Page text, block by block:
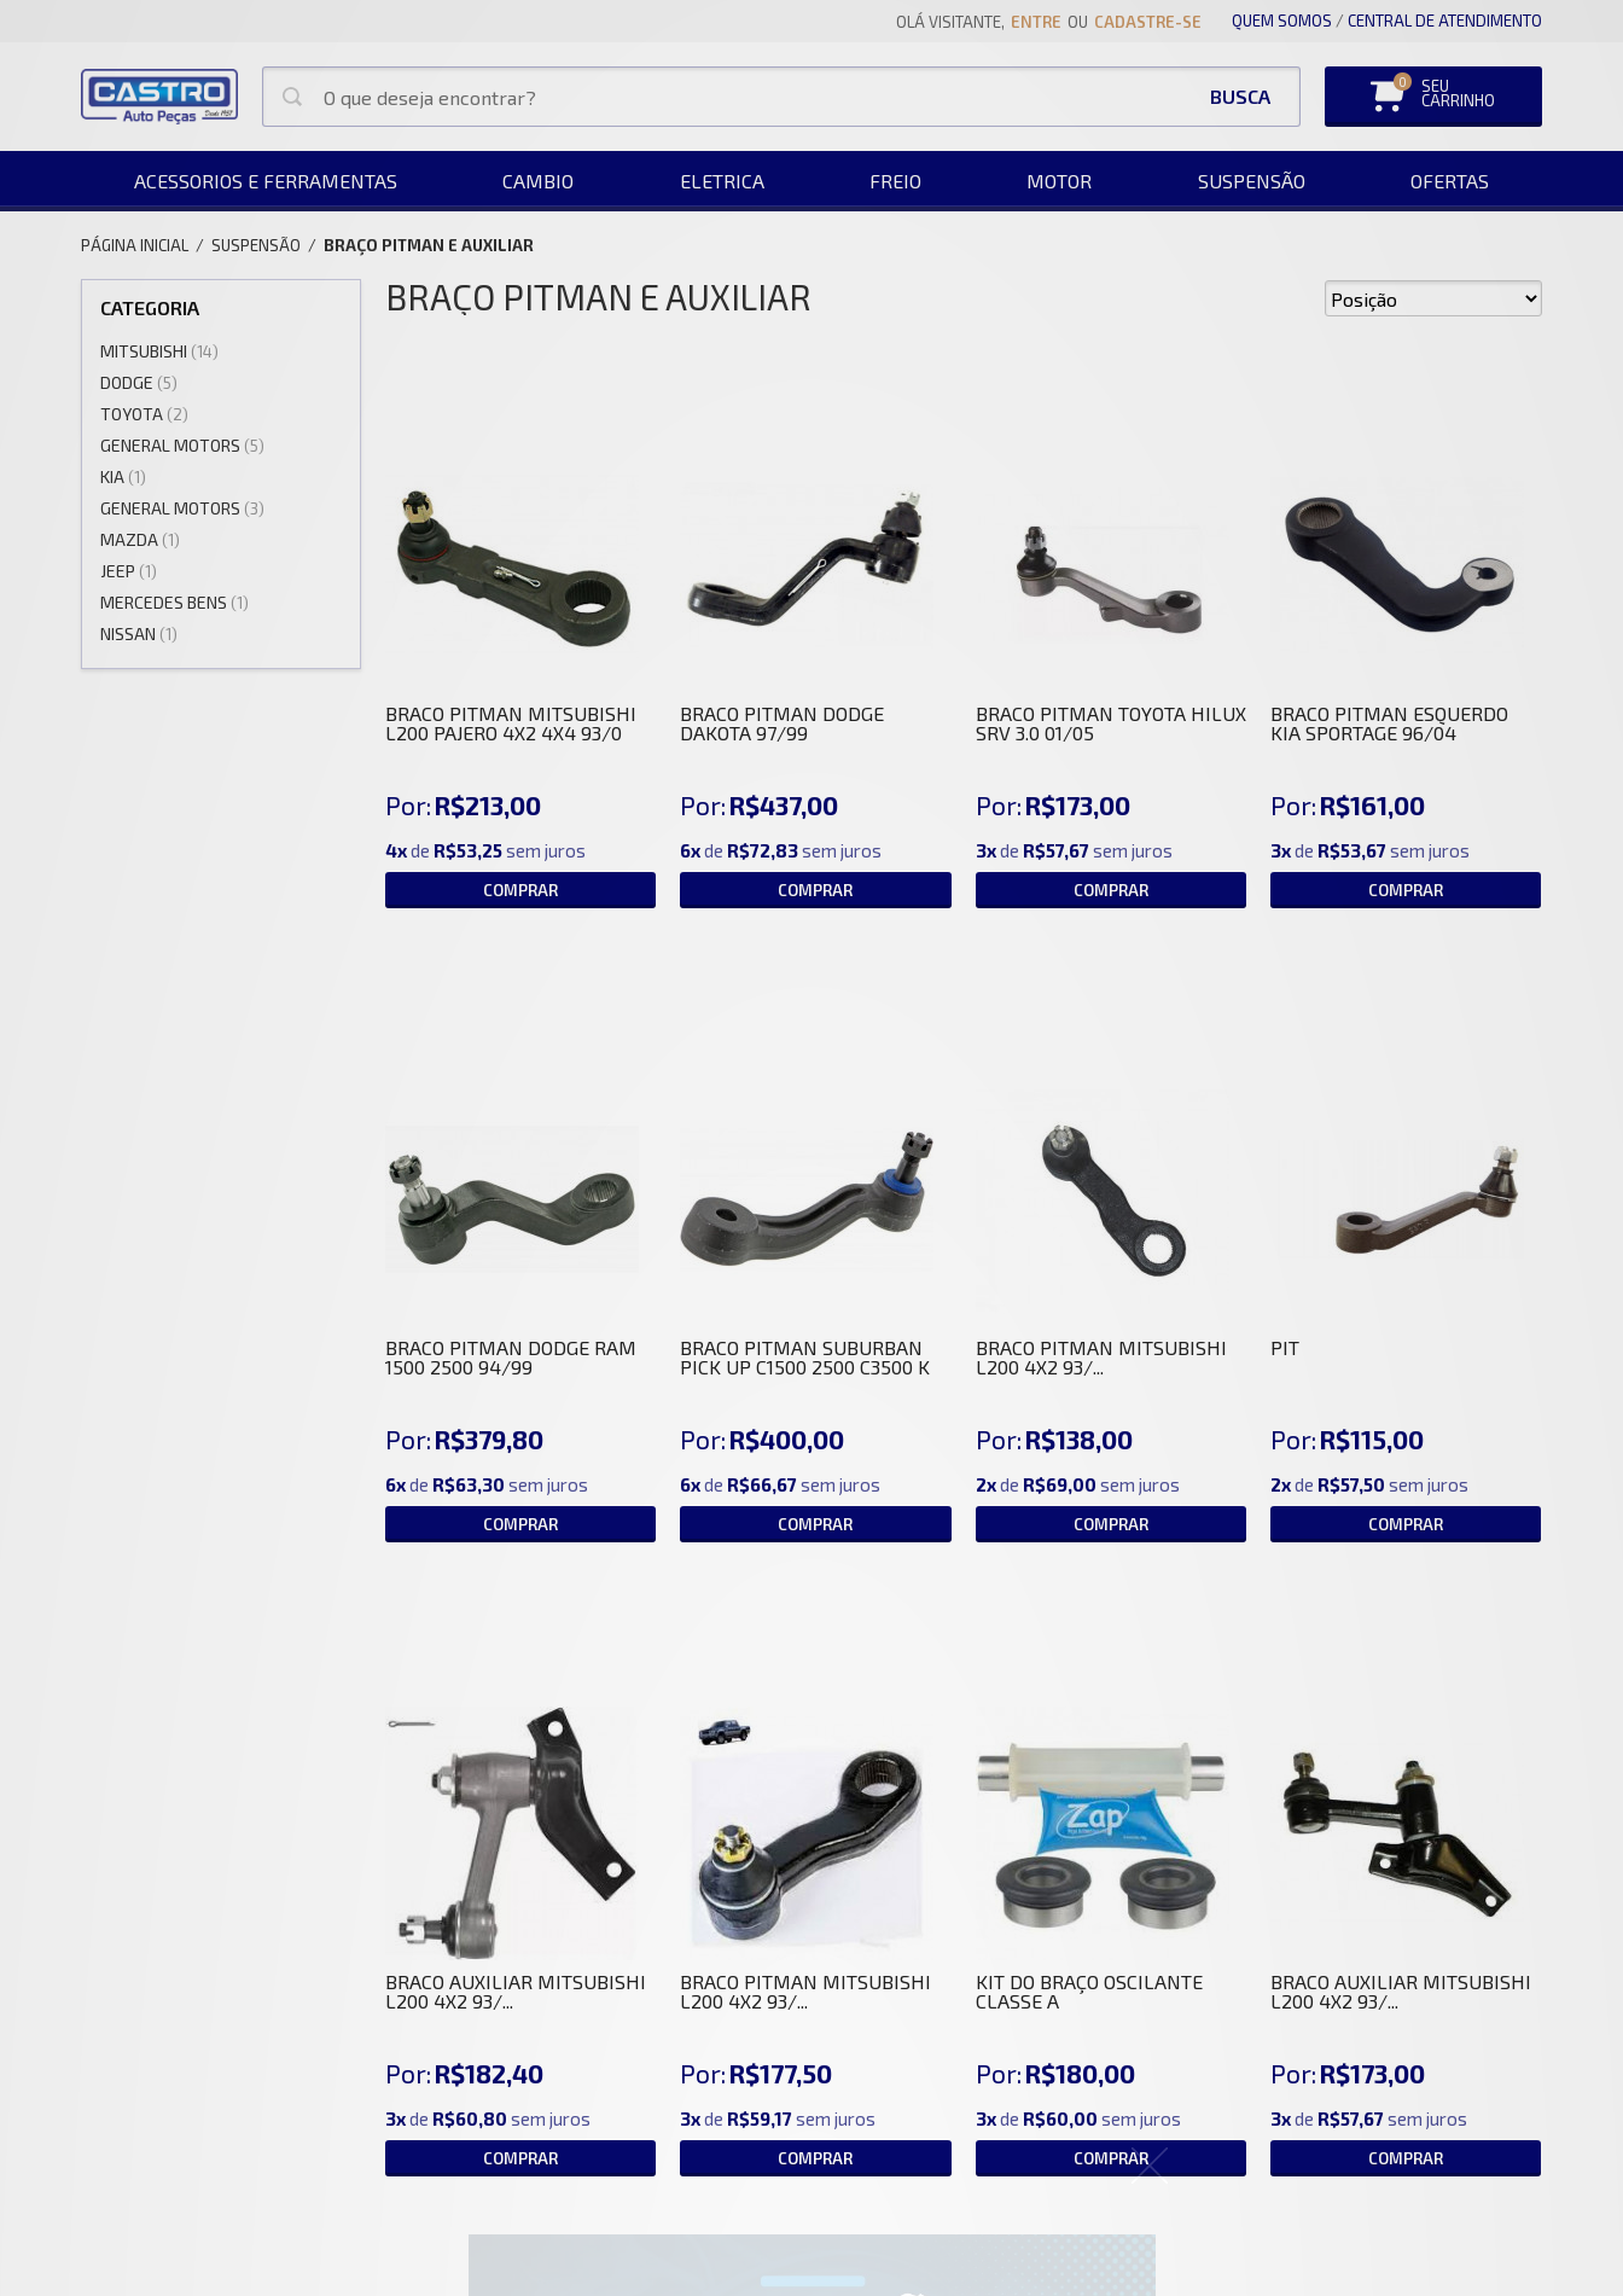
BUSCA
ACESSORIOS E FERRAMENTAS CAMBIO ELETRICA FREIO MOTOR SUSPENSÃO OFERTAS
0 SEU
CARRINHO
OLÁ VISITANTE, ENTRE OU CADASTRE-SE QUEM SOMOS / CENTRAL DE ATENDIMENTO
PÁGINA INICIAL / SUSPENSÃO / BRAÇO PITMAN E AUXILIAR
CATEGORIA
MITSUBISHI (14)
DODGE (5)
TOYOTA (2)
GENERAL MOTORS (5)
KIA (1)
GENERAL MOTORS (3)
MAZDA (1)
JEEP (1)
MERCEDES BENS (1)
NISSAN (1)
BRAÇO PITMAN E AUXILIAR
BRACO PITMAN MITSUBISHI
L200 PAJERO 4X2 4X4 93/0
Por: R$213,00
4xde R$53,25sem juros
COMPRAR
BRACO PITMAN DODGE
DAKOTA 97/99
Por: R$437,00
6xde R$72,83sem juros
COMPRAR
BRACO PITMAN TOYOTA HILUX
SRV 3.0 01/05
Por: R$173,00
3xde R$57,67 sem juros
COMPRAR
BRACO PITMAN ESQUERDO
KIA SPORTAGE 96/04
Por: R$161,00
3xde R$53,67 sem juros
COMPRAR
BRACO PITMAN DODGE RAM
1500 2500 94/99
Por: R$379,80
6xde R$63,30 sem juros
COMPRAR
BRACO PITMAN SUBURBAN
PICK UP C1500 2500 C3500 K
Por: R$400,00
6xde R$66,67 sem juros
COMPRAR
BRACO PITMAN MITSUBISHI
L200 4X2 93/...
Por: R$138,00
2xde R$69,00 sem juros
COMPRAR
PIT
Por: R$115,00
2xde R$57,50 sem juros
COMPRAR
BRACO AUXILIAR MITSUBISHI
L200 4X2 93/...
Por: R$182,40
3xde R$60,80 sem juros
COMPRAR
BRACO PITMAN MITSUBISHI
L200 4X2 93/...
Por: R$177,50
3xde R$59,17 sem juros
COMPRAR
KIT DO BRAÇO OSCILANTE
CLASSE A
Por: R$180,00
3xde R$60,00 sem juros
COMPRAR
BRACO AUXILIAR MITSUBISHI
L200 4X2 93/...
Por: R$173,00
3xde R$57,67 sem juros
COMPRAR